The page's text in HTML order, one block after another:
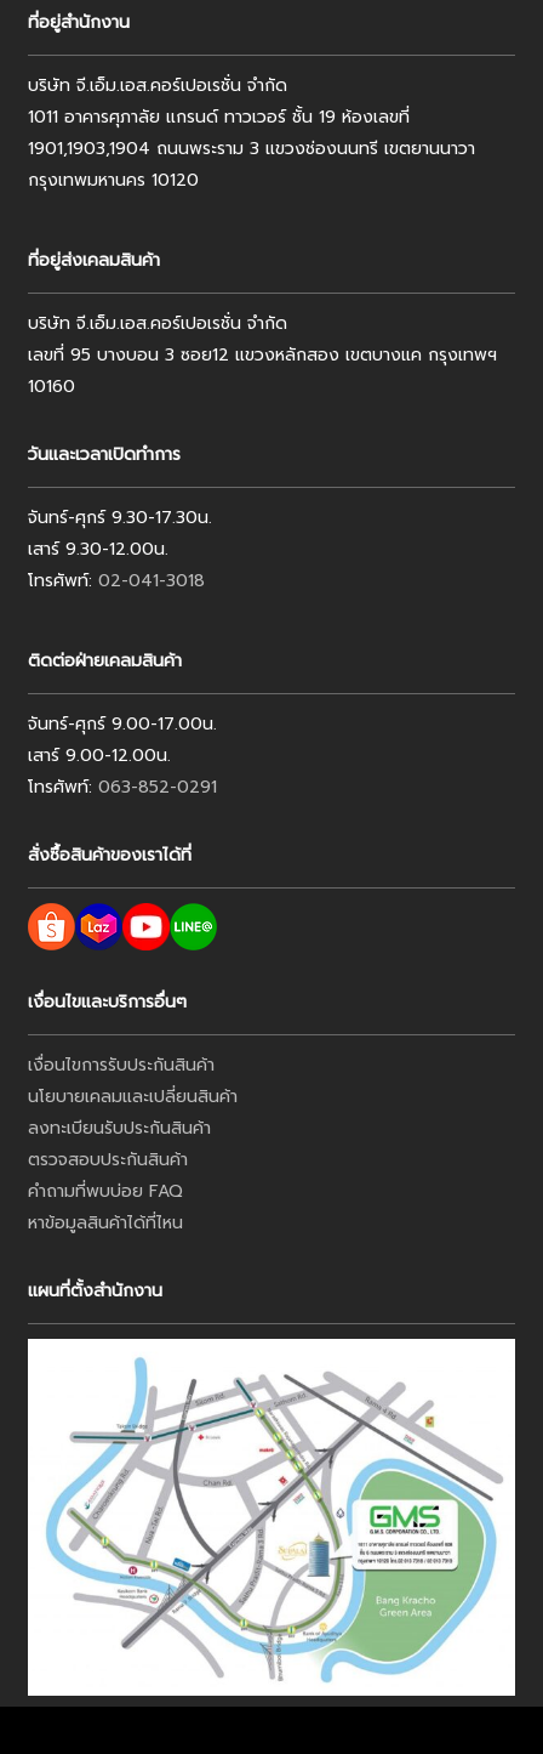
ที่อยู่สำนักงาน
บริษัท จี.เอ็ม.เอส.คอร์เปอเรชั่น จำกัด
1011 อาคารศุภาลัย แกรนด์ ทาวเวอร์ ชั้น 19 ห้องเลขที่
1901,1903,1904 ถนนพระราม 3 แขวงช่องนนทรี เขตยานนาวา
กรุงเทพมหานคร 10120
ที่อยู่ส่งเคลมสินค้า
บริษัท จี.เอ็ม.เอส.คอร์เปอเรชั่น จำกัด
เลขที่ 95 บางบอน 3 ซอย12 แขวงหลักสอง เขตบางแค กรุงเทพฯ
10160
วันและเวลาเปิดทำการ
จันทร์-ศุกร์ 9.30-17.30น.
เสาร์ 9.30-12.00น.
โทรศัพท์: 02-041-3018
ติดต่อฝ่ายเคลมสินค้า
จันทร์-ศุกร์ 9.00-17.00น.
เสาร์ 9.00-12.00น.
โทรศัพท์: 063-852-0291
สั่งซื้อสินค้าของเราได้ที่
เงื่อนไขและบริการอื่นๆ
เงื่อนไขการรับประกันสินค้า
นโยบายเคลมและเปลี่ยนสินค้า
ลงทะเบียนรับประกันสินค้า
ตรวจสอบประกันสินค้า
คำถามที่พบบ่อย FAQ
หาข้อมูลสินค้าได้ที่ไหน
แผนที่ตั้งสำนักงาน